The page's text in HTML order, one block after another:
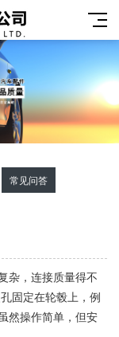
常见问答
，连接质量得不
固定在轮毂上，例
然操作简单，但安